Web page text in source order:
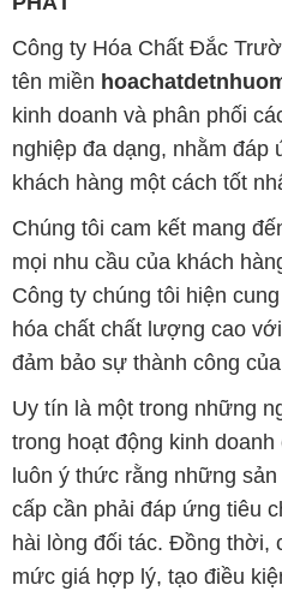
Công ty Hóa Chất Đắc
tên miền
kinh doanh và phân phối
nghiệp đa dạng, nhằm đáp
khách hàng một cách tốt
Chúng tôi cam kết mang
mọi nhu cầu của khách
Công ty chúng tôi hiện
hóa chất chất lượng cao
đảm bảo sự thành công
Uy tín là một trong những
trong hoạt động kinh
luôn ý thức rằng những
cấp cần phải đáp ứng tiêu
hài lòng đối tác. Đồng thời,
mức giá hợp lý, tạo điều